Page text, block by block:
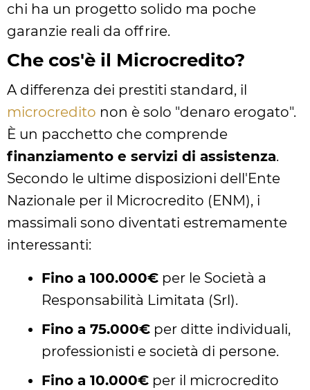
chi ha un progetto solido ma poche
garanzie reali da offrire.
Che cos'è il Microcredito?
A differenza dei prestiti standard, il
microcredito non è solo "denaro erogato".
È un pacchetto che comprende
finanziamento e servizi di assistenza.
Secondo le ultime disposizioni dell'Ente
Nazionale per il Microcredito (ENM), i
massimali sono diventati estremamente
interessanti:
Fino a 100.000€ per le Società a
Responsabilità Limitata (Srl).
Fino a 75.000€ per ditte individuali,
professionisti e società di persone.
Fino a 10.000€ per il microcredito